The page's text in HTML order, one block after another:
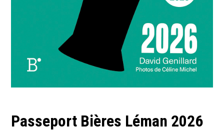
Passeport Bières Léman 2026